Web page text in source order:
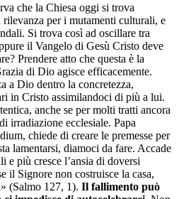
che la Chiesa oggi si trova
per i mutamenti culturali, e
Si trova così ad oscillare tra
il Vangelo di Gesù Cristo deve
Prendere atto che questa è la
di Dio agisce efficacemente.
a Dio dentro la concretezza,
in Cristo assimilandoci di più a lui.
anche se per molti tratti ancora
irradiazione ecclesiale. Papa
chiede di creare le premesse per
lamentarsi, diamoci da fare. Accade
e più cresce l’ansia di doversi
il Signore non costruisce la casa,
(Salmo 127, 1). Il fallimento può